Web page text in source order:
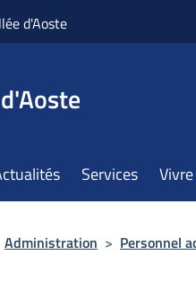
d'Aoste
Services
Administration > Personnel